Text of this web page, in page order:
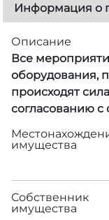
Информация о
Описание
Все
оборудования,
происходят
согласованию
имущества
Собственник
имущества